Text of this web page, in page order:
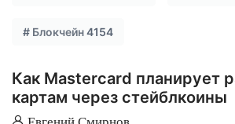
# Блокчейн4154
Как Mastercard планирует
картам через стейблкоины